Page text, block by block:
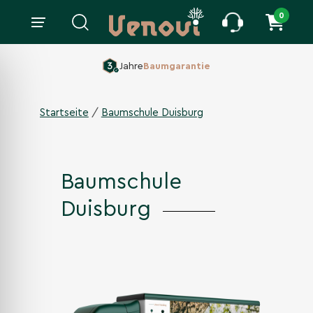
0
160 ha Baumschule,Seit 1860
Startseite / Baumschule Duisburg
Baumschule
Duisburg